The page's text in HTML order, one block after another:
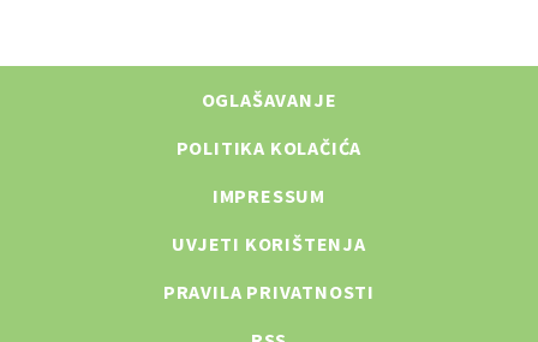
OGLAŠAVANJE
POLITIKA KOLAČIĆA
IMPRESSUM
UVJETI KORIŠTENJA
PRAVILA PRIVATNOSTI